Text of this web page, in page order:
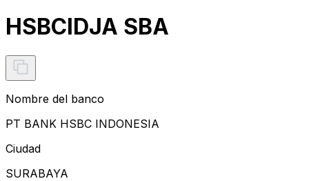
HSBCIDJA SBA
Nombre del banco
PT BANK HSBC INDONESIA
Ciudad
SURABAYA